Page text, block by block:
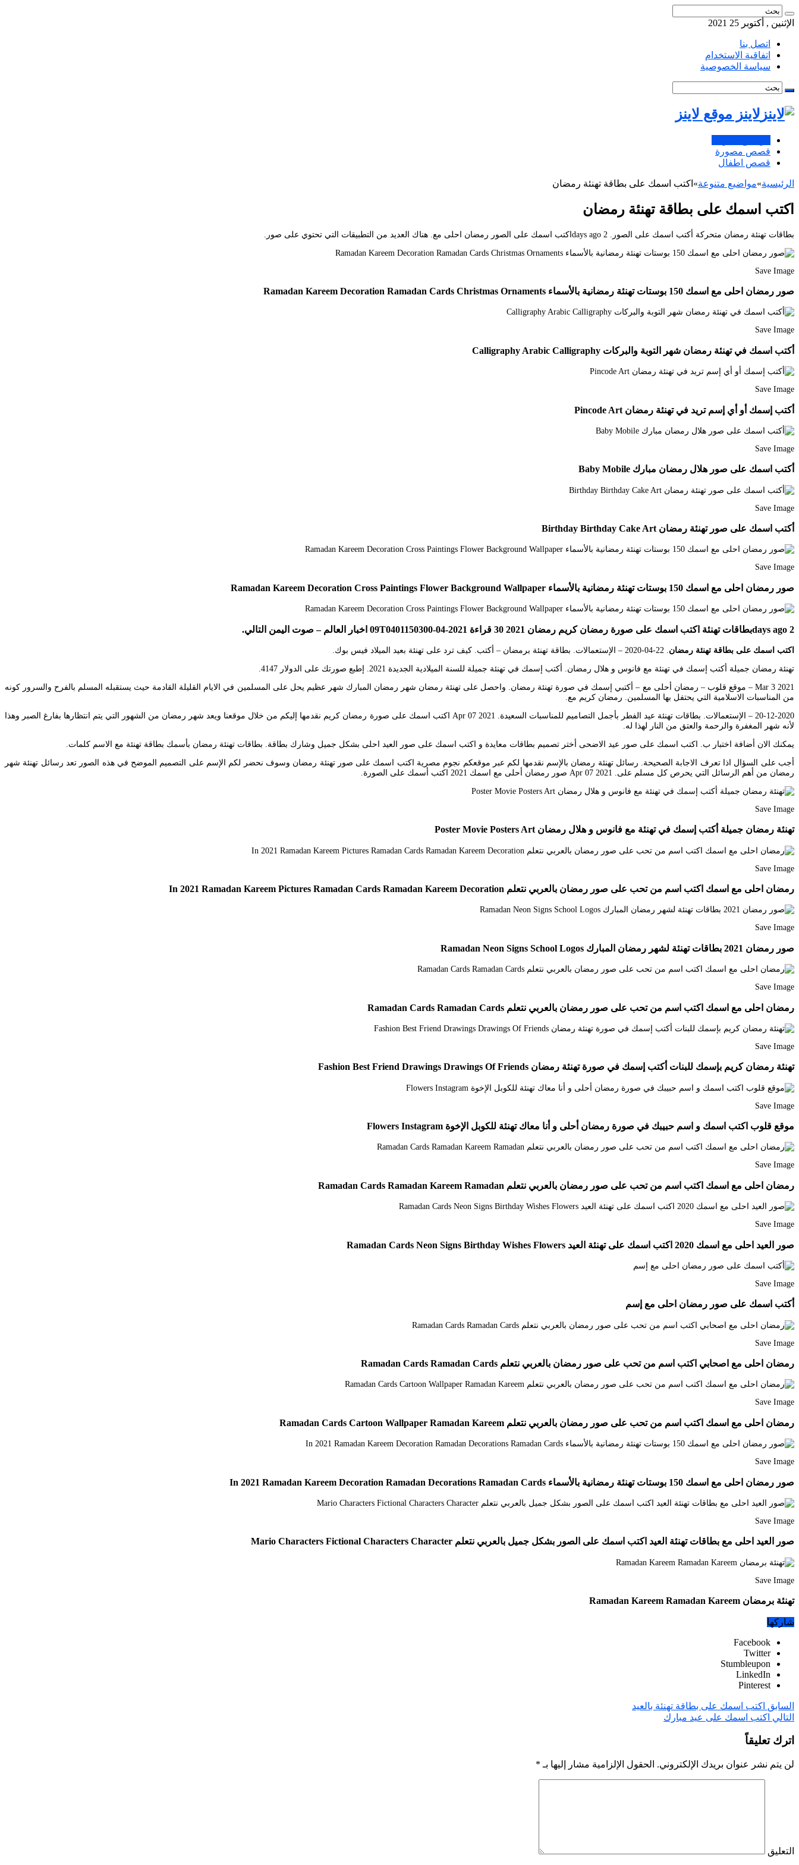
الإثنين , أكتوبر 25 2021
اتصل بنا
اتفاقية الاستخدام
سياسة الخصوصية
لاينز موقع لاينز
قصص مصورة
قصص اطفال
الرئيسية»مواضيع متنوعة» اكتب اسمك على بطاقة تهنئة رمضان
اكتب اسمك على بطاقة تهنئة رمضان
بطاقات تهنئة رمضان متحركة أكتب اسمك على الصور. 2 days agoاكتب اسمك على الصور رمضان احلى مع. هناك العديد من التطبيقات التي تحتوي على صور.
Save Image
صور رمضان احلى مع اسمك 150 بوستات تهنئة رمضانية بالأسماء Ramadan Kareem Decoration Ramadan Cards Christmas Ornaments
Save Image
أكتب اسمك في تهنئة رمضان شهر التوبة والبركات Calligraphy Arabic Calligraphy
Save Image
أكتب إسمك أو أي إسم تريد في تهنئة رمضان Pincode Art
Save Image
أكتب اسمك على صور هلال رمضان مبارك Baby Mobile
Save Image
أكتب اسمك على صور تهنئة رمضان Birthday Birthday Cake Art
Save Image
صور رمضان احلى مع اسمك 150 بوستات تهنئة رمضانية بالأسماء Ramadan Kareem Decoration Cross Paintings Flower Background Wallpaper
2 days agoبطاقات تهنئة اكتب اسمك على صورة رمضان كريم رمضان 2021 30 قراءة 2021-04-09T0401150300 اخبار العالم – صوت اليمن التالي.
اكتب اسمك على بطاقة تهنئة رمضان
تهنئة رمضان جميلة أكتب إسمك في تهنئة مع فانوس و هلال رمضان. أكتب إسمك في تهنئة جميلة للسنة الميلادية الجديدة 2021. إطبع صورتك على الدولار 4147.
Mar 3 2021 – موقع قلوب – رمضان أحلى مع – أكتبي إسمك في صورة تهنئة رمضان. واحصل على تهنئة رمضان شهر رمضان المبارك شهر عظيم يحل على المسلمين في الايام القليلة القادمة حيث يستقبله المسلم بالفرح والسرور كونه
من المناسبات الاسلامية التي يحتفل بها المسلمين. رمضان كريم مع.
20-12-2020 – الإستعمالات. بطاقات تهنئة عيد الفطر بأجمل التصاميم للمناسبات السعيدة. Apr 07 2021 اكتب اسمك على صورة رمضان كريم نقدمها إليكم من خلال موقعنا ويعد شهر رمضان من الشهور التي يتم انتظارها بفارغ الصبر وهذا
لأنه شهر المغفرة والرحمة والعتق من النار لهذا له.
يمكنك الان أضافة اختبار ب. اكتب اسمك على صور عيد الاضحى أختر تصميم بطاقات معايدة و اكتب اسمك على صور العيد احلى بشكل جميل وشارك بطاقة. بطاقات تهنئة رمضان بأسمك بطاقة تهنئة مع الاسم كلمات.
أجب على السؤال اذا تعرف الاجابة الصحيحة. رسائل تهنئة رمضان بالإسم نقدمها لكم عبر موقعكم نجوم مصرية اكتب اسمك على صور تهنئة رمضان وسوف نحضر لكم الإسم على التصميم الموضح في هذه الصور تعد رسائل تهنئة شهر
رمضان من أهم الرسائل التي يحرص كل مسلم على. Apr 07 2021 صور رمضان أحلى مع اسمك 2021 اكتب أسمك على الصورة.
Save Image
تهنئة رمضان جميلة أكتب إسمك في تهنئة مع فانوس و هلال رمضان Poster Movie Posters Art
Save Image
رمضان احلى مع اسمك اكتب اسم من تحب على صور رمضان بالعربي نتعلم In 2021 Ramadan Kareem Pictures Ramadan Cards Ramadan Kareem Decoration
Save Image
صور رمضان 2021 بطاقات تهنئة لشهر رمضان المبارك Ramadan Neon Signs School Logos
Save Image
رمضان احلى مع اسمك اكتب اسم من تحب على صور رمضان بالعربي نتعلم Ramadan Cards Ramadan Cards
Save Image
تهنئة رمضان كريم بإسمك للبنات أكتب إسمك في صورة تهنئة رمضان Fashion Best Friend Drawings Drawings Of Friends
Save Image
موقع قلوب اكتب اسمك و اسم حبيبك في صورة رمضان أحلى و أنا معاك تهنئة للكوبل الإخوة Flowers Instagram
Save Image
رمضان احلى مع اسمك اكتب اسم من تحب على صور رمضان بالعربي نتعلم Ramadan Cards Ramadan Kareem Ramadan
Save Image
صور العيد احلى مع اسمك 2020 اكتب اسمك على تهنئة العيد Ramadan Cards Neon Signs Birthday Wishes Flowers
Save Image
أكتب اسمك على صور رمضان احلى مع إسم
Save Image
رمضان احلى مع اصحابي اكتب اسم من تحب على صور رمضان بالعربي نتعلم Ramadan Cards Ramadan Cards
Save Image
رمضان احلى مع اسمك اكتب اسم من تحب على صور رمضان بالعربي نتعلم Ramadan Cards Cartoon Wallpaper Ramadan Kareem
Save Image
صور رمضان احلى مع اسمك 150 بوستات تهنئة رمضانية بالأسماء In 2021 Ramadan Kareem Decoration Ramadan Decorations Ramadan Cards
Save Image
صور العيد احلى مع بطاقات تهنئة العيد اكتب اسمك على الصور بشكل جميل بالعربي نتعلم Mario Characters Fictional Characters Character
Save Image
تهنئة برمضان Ramadan Kareem Ramadan Kareem
شاركها
Facebook
Twitter
Stumbleupon
LinkedIn
Pinterest
السابق اكتب اسمك على بطاقة تهنئة بالعيد
التالي اكتب اسمك على عيد مبارك
اترك تعليقاً
لن يتم نشر عنوان بريدك الإلكتروني. الحقول الإلزامية مشار إليها بـ *
التعليق